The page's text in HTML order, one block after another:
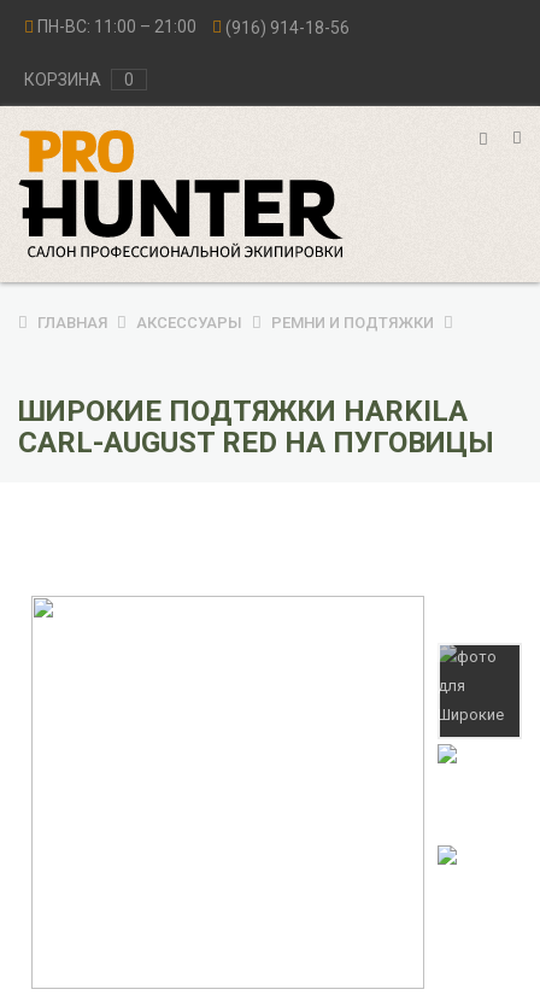
ПН-ВС: 11:00 – 21:00 (916) 914-18-56
КОРЗИНА 0
ГЛАВНАЯ АКСЕССУАРЫ РЕМНИ И ПОДТЯЖКИ
ШИРОКИЕ ПОДТЯЖКИ HARKILA
CARL-AUGUST RED НА ПУГОВИЦЫ